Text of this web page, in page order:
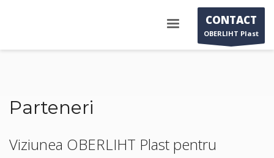
CONTACT
OBERLIHT Plast
Parteneri
Viziunea OBERLIHT Plast pentru